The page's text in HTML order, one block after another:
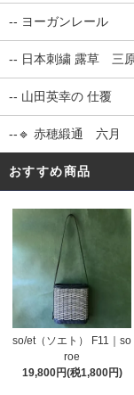
-- ヨーガンレール
-- 日本刺繍 露草 三
-- 山田英幸の 仕覆
--🔹 赤穂緞通 六月
おすすめ商品
so/et（ソエト） F11｜so
roe
19,800円(税1,800円)